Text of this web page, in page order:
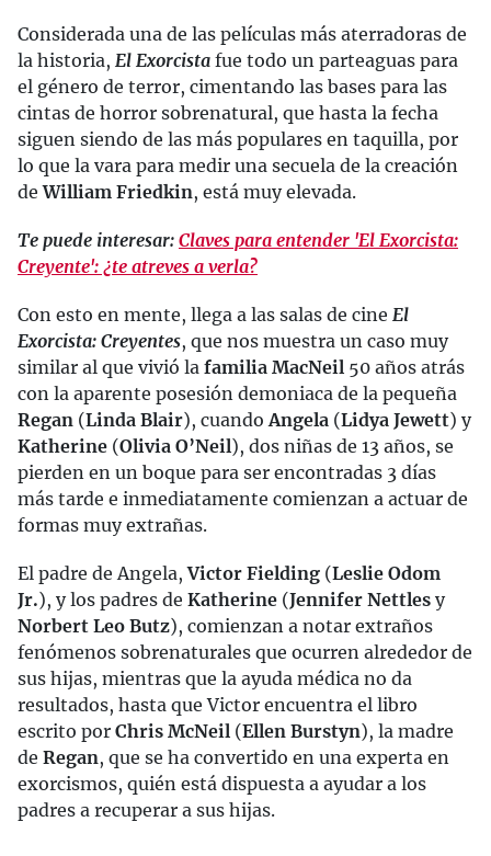
Considerada una de las películas más aterradoras de
la historia, El Exorcista fue todo un parteaguas para
el género de terror, cimentando las bases para las
cintas de horror sobrenatural, que hasta la fecha
siguen siendo de las más populares en taquilla, por
lo que la vara para medir una secuela de la creación
deWilliam Friedkin, está muy elevada.
Te puede interesar: Claves para entender 'El Exorcista:
Creyente': ¿te atreves a verla?
Con esto en mente, llega a las salas de cine El
Exorcista: Creyentes, que nos muestra un caso muy
similar al que vivió la familia MacNeil 50 años atrás
con la aparente posesión demoniaca de la pequeña
Regan (Linda Blair), cuandoAngela (Lidya Jewett) y
Katherine (Olivia O’Neil), dos niñas de 13 años, se
pierden en un boque para ser encontradas 3 días
más tarde e inmediatamente comienzan a actuar de
formas muy extrañas.
El padre de Angela,Victor Fielding (Leslie Odom
Jr.), y los padres de Katherine (Jennifer Nettles y
Norbert Leo Butz), comienzan a notar extraños
fenómenos sobrenaturales que ocurren alrededor de
sus hijas, mientras que la ayuda médica no da
resultados, hasta que Victor encuentra el libro
escrito por Chris McNeil (Ellen Burstyn), la madre
de Regan, que se ha convertido en una experta en
exorcismos, quién está dispuesta a ayudar a los
padres a recuperar a sus hijas.